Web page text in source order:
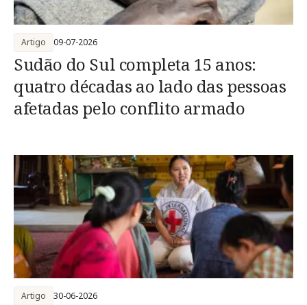
Sudão do Sul completa 15 anos:
quatro décadas ao lado das pessoas
afetadas pelo conflito armado
Artigo 09-07-2026
Artigo 30-06-2026